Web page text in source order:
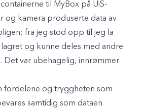
til MyBox på UiS-
og kamera produserte data av
fra jeg stod opp til jeg la
og kunne deles med andre
Det var ubehagelig, innrømmer
fordelene og tryggheten som
samtidig som dataen